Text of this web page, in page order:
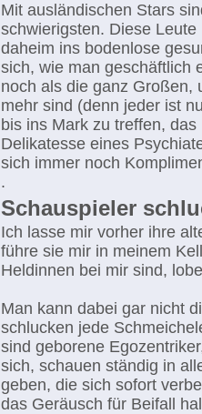
Mit ausländischen Stars
schwierigsten. Diese
daheim ins bodenlose
sich, wie man geschäftlich
noch als die ganz Großen,
mehr sind (denn jeder ist
bis ins Mark zu treffen,
Delikatesse eines
sich immer noch
.
Schauspieler
Ich lasse mir vorher ihre
führe sie mir in meinem
Heldinnen bei mir sind,
Man kann dabei gar nicht
schlucken jede
sind geborene
sich, schauen ständig in
geben, die sich sofort
das Geräusch für Beifall